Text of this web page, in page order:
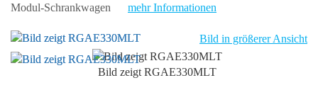
Modul-Schrankwagen mehr Informationen
Bild in größerer Ansicht
Bild zeigt RGAE330MLT